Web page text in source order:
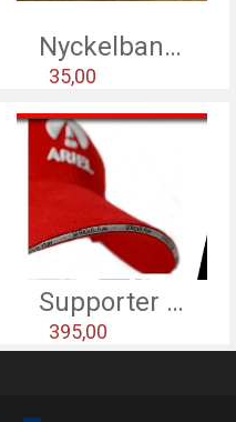
Nyckelband - Vit
35,00
Supporter pack
395,00